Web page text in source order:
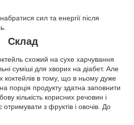
сил та енергії після
Склад
схожий на сухе харчування
суміші для хворих на діабет. Але
коктейлів в тому, що в ньому дуже
порція продукту здатна заповнити
кількість корисних речовин і
отримувати з фруктів і овочів. До